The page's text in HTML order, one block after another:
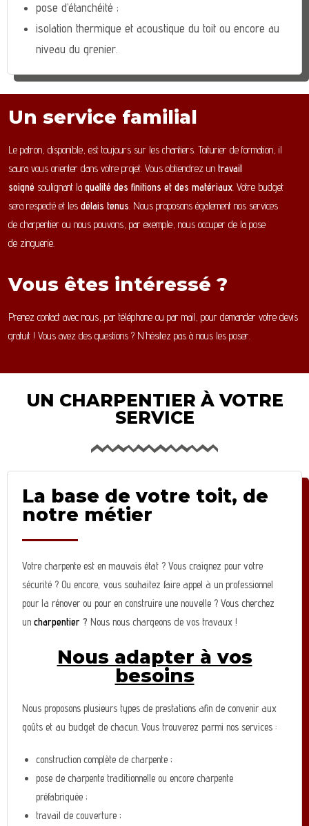
pose d’étanchéité ;
isolation thermique et acoustique du toit ou encore au
niveau du grenier.
Un service familial
Le patron, disponible, est toujours sur les chantiers. Toiturier de formation, il
saura vous orienter dans votre projet. Vous obtiendrez un travail
soigné soulignant la qualité des finitions et des matériaux . Votre budget
sera respecté et les délais tenus . Nous proposons également nos services
de charpentier ou nous pouvons, par exemple, nous occuper de la pose
de zinguerie.
Vous êtes intéressé ?
Prenez contact avec nous, par téléphone ou par mail, pour demander votre devis
gratuit ! Vous avez des questions ? N’hésitez pas à nous les poser.
UN CHARPENTIER À VOTRE
SERVICE
La base de votre toit, de
notre métier
Votre charpente est en mauvais état ? Vous craignez pour votre
sécurité ? Ou encore, vous souhaitez faire appel à un professionnel
pour la rénover ou pour en construire une nouvelle ? Vous cherchez
uncharpentier ? Nous nous chargeons de vos travaux !
Nous adapter à vos
besoins
Nous proposons plusieurs types de prestations afin de convenir aux
goûts et au budget de chacun. Vous trouverez parmi nos services :
construction complète de charpente ;
pose de charpente traditionnelle ou encore charpente
préfabriquée ;
travail de couverture ;